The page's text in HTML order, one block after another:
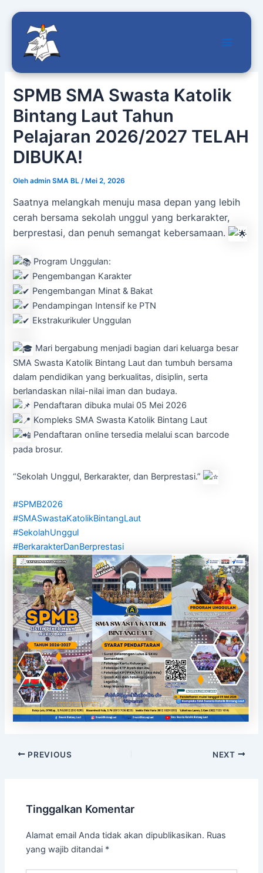
Lewati
konten
Menu
SPMB SMA Swasta Katolik
Bintang Laut Tahun
Pelajaran 2026/2027 TELAH
DIBUKA!
Olehadmin SMA BL /Mei 2, 2026
Saatnya melangkah menuju masa depan yang lebih
cerah bersama sekolah unggul yang berkarakter,
berprestasi, dan penuh semangat kebersamaan.
Program Unggulan:
Pengembangan Karakter
Pengembangan Minat & Bakat
Pendampingan Intensif ke PTN
Ekstrakurikuler Unggulan
Mari bergabung menjadi bagian dari keluarga besar
SMA Swasta Katolik Bintang Laut dan tumbuh bersama
dalam pendidikan yang berkualitas, disiplin, serta
berlandaskan nilai-nilai iman dan budaya.
Pendaftaran dibuka mulai 05 Mei 2026
Kompleks SMA Swasta Katolik Bintang Laut
Pendaftaran online tersedia melalui scan barcode
pada brosur.
“Sekolah Unggul, Berkarakter, dan Berprestasi.”
#SPMB2026
#SMASwastaKatolikBintangLaut
#SekolahUnggul
#BerkarakterDanBerprestasi
PREVIOUS NEXT
Tinggalkan Komentar
Alamat email Anda tidak akan dipublikasikan. Ruas
yang wajib ditandai *